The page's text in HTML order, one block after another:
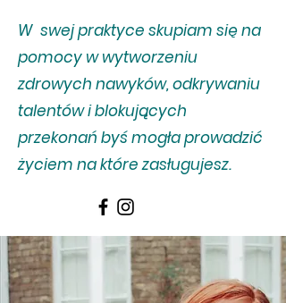
W swej praktyce skupiam się na
pomocy w wytworzeniu
zdrowych nawyków, odkrywaniu
talentów i blokujących
przekonań byś mogła prowadzić
życiem na które zasługujesz.